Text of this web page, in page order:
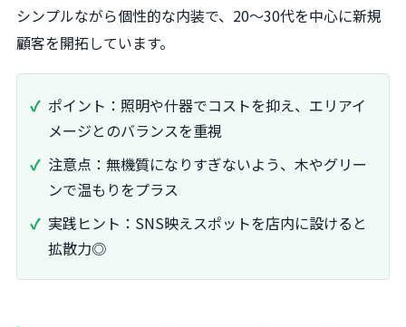
シンプルながら個性的な内装で、20〜30代を中心に新規
顧客を開拓しています。
ポイント：照明や什器でコストを抑え、エリアイ
メージとのバランスを重視
注意点：無機質になりすぎないよう、木やグリー
ンで温もりをプラス
実践ヒント：SNS映えスポットを店内に設けると
拡散力◎